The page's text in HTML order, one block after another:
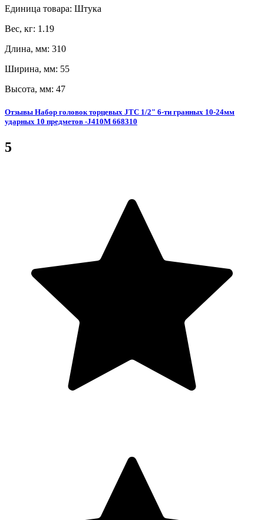
Единица товара: Штука
Вес, кг: 1.19
Длина, мм: 310
Ширина, мм: 55
Высота, мм: 47
Отзывы Набор головок торцевых JTC 1/2" 6-ти гранных 10-24мм
ударных 10 предметов -J410M 668310
5